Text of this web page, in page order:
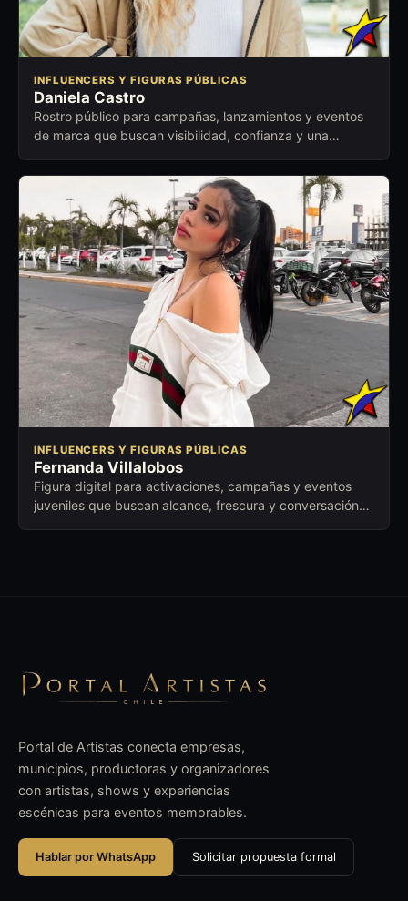
INFLUENCERS Y FIGURAS PÚBLICAS
Daniela Castro
Rostro público para campañas, lanzamientos y eventos
de marca que buscan visibilidad, confianza y una
INFLUENCERS Y FIGURAS PÚBLICAS
Fernanda Villalobos
Figura digital para activaciones, campañas y eventos
juveniles que buscan alcance, frescura y conversación
Portal de Artistas conecta empresas,
municipios, productoras y organizadores
con artistas, shows y experiencias
escénicas para eventos memorables.
Hablar por WhatsApp Solicitar propuesta formal